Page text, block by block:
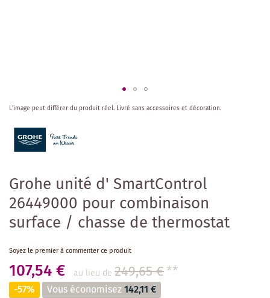
Grohe unité d' SmartControl
26449000 pour combinaison
surface / chasse de thermostat
Soyez le premier à commenter ce produit
107,54 € au lieu de 249,65 €**
-57% Vous économisez142,11 €
Skip
the
beginning
of
images
gallery
L'image peut différer du produit réel. Livré sans accessoires et décoration.